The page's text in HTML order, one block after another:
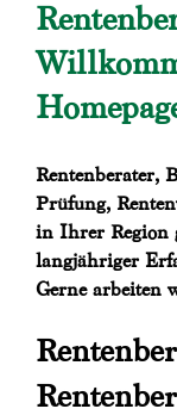
Rentenberater,
Prüfung,
in Ihrer Region
langjähriger
Gerne arbeiten